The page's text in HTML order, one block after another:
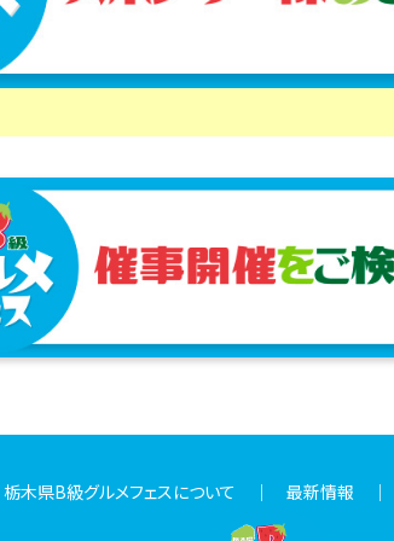
栃木県B級グルメフェスについて ｜ 最新情報 ｜